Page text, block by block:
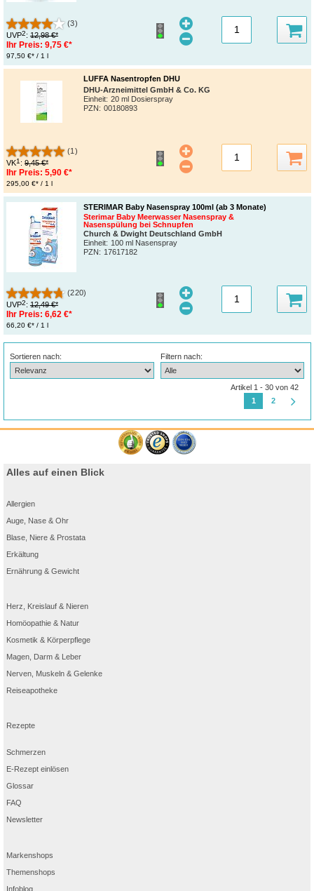
(3)
UVP2: 12,98 €*
Ihr Preis: 9,75 €*
97,50 €* / 1 l
LUFFA Nasentropfen DHU
DHU-Arzneimittel GmbH & Co. KG
Einheit: 20 ml Dosierspray
PZN: 00180893
(1)
VK1: 9,45 €*
Ihr Preis: 5,90 €*
295,00 €* / 1 l
STERIMAR Baby Nasenspray 100ml (ab 3 Monate)
Sterimar Baby Meerwasser Nasenspray &
Nasenspülung bei Schnupfen
Church & Dwight Deutschland GmbH
Einheit: 100 ml Nasenspray
PZN: 17617182
(220)
UVP2: 12,49 €*
Ihr Preis: 6,62 €*
66,20 €* / 1 l
Sortieren nach: Filtern nach:
Artikel 1 - 30 von 42
1
2
Alles auf einen Blick
Allergien
Auge, Nase & Ohr
Blase, Niere & Prostata
Erkältung
Ernährung & Gewicht
Herz, Kreislauf & Nieren
Homöopathie & Natur
Kosmetik & Körperpflege
Magen, Darm & Leber
Nerven, Muskeln & Gelenke
Reiseapotheke
Rezepte
Schmerzen
E-Rezept einlösen
Glossar
FAQ
Newsletter
Markenshops
Themenshops
Infoblog